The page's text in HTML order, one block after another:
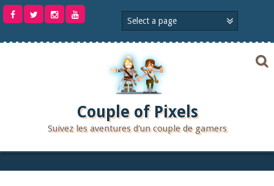
Aller
Couple of Pixels
Suivez les aventures d'un couple de gamers